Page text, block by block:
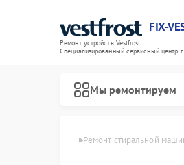
FIX-
Ремонт устройств Vestfrost
Специализированный cервисный центр г.
Мы ремонтируем
Ремонт стиральной